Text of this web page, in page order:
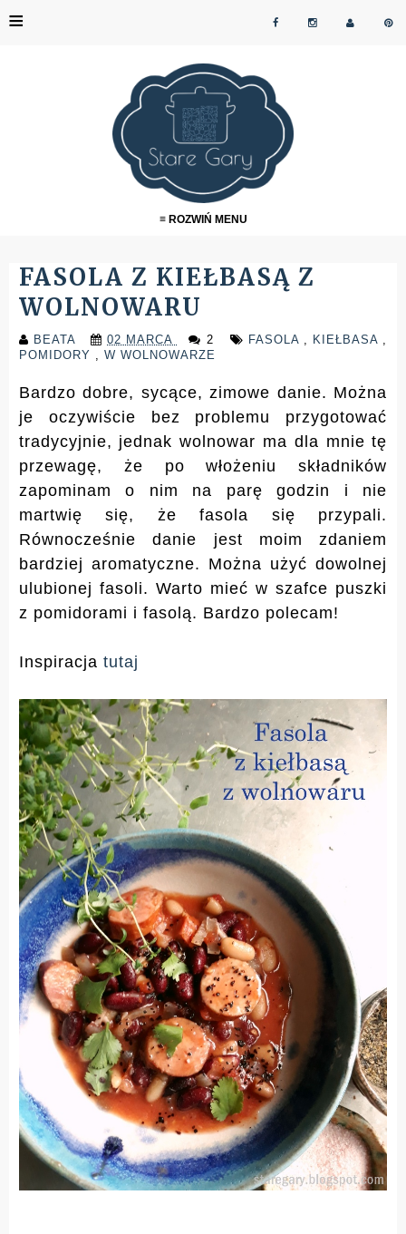
≡
≡ ROZWIŃ MENU
FASOLA Z KIEŁBASĄ Z
WOLNOWARU
BEATA 02 MARCA 2 FASOLA , KIEŁBASA ,
POMIDORY , W WOLNOWARZE
Bardzo dobre, sycące, zimowe danie. Można
je oczywiście bez problemu przygotować
tradycyjnie, jednak wolnowar ma dla mnie tę
przewagę, że po włożeniu składników
zapominam o nim na parę godzin i nie
martwię się, że fasola się przypali.
Równocześnie danie jest moim zdaniem
bardziej aromatyczne. Można użyć dowolnej
ulubionej fasoli. Warto mieć w szafce puszki
z pomidorami i fasolą. Bardzo polecam!
Inspiracja tutaj